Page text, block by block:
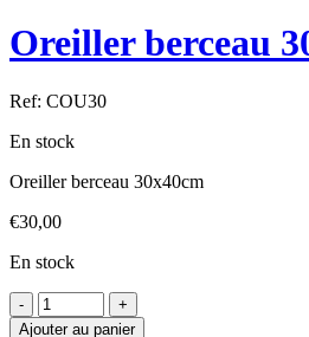
Oreiller berceau
Ref: COU30
En stock
Oreiller berceau 30x40cm
€30,00
En stock
Ajouter au panier